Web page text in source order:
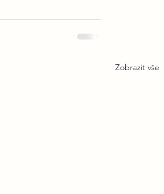
Zobrazit vše